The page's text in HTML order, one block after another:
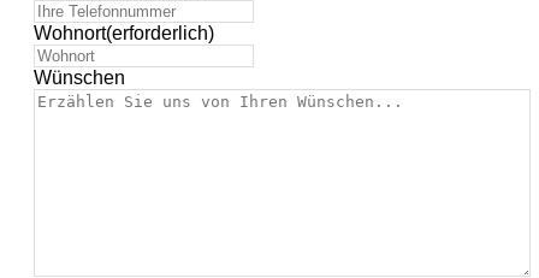
Wohnort(erforderlich)
Wünschen